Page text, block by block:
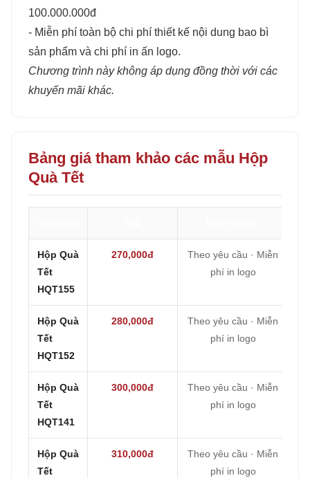
100.000.000đ
- Miễn phí toàn bộ chi phí thiết kế nội dung bao bì
sản phẩm và chi phí in ấn logo.
Chương trình này không áp dụng đồng thời với các
khuyến mãi khác.
Bảng giá tham khảo các mẫu Hộp
Quà Tết
Hộp Quà
Tết
HQT155
270,000đ
Theo yêu cầu · Miễn
phí in logo
Hộp Quà
Tết
HQT152
280,000đ
Theo yêu cầu · Miễn
phí in logo
Hộp Quà
Tết
HQT141
300,000đ
Theo yêu cầu · Miễn
phí in logo
Hộp Quà
Tết
310,000đ
Theo yêu cầu · Miễn
phí in logo